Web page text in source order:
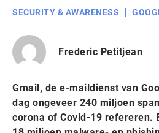
SECURITY & AWARENESS
Frederic Petitjean
Gmail, de e-maildienst van
dag ongeveer 240 miljoen
corona of Covid-19 refereren.